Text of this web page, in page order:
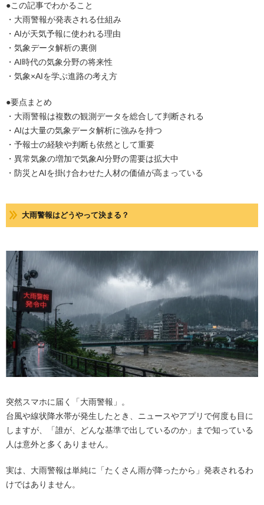
●この記事でわかること
・大雨警報が発表される仕組み
・AIが天気予報に使われる理由
・気象データ解析の裏側
・AI時代の気象分野の将来性
・気象×AIを学ぶ進路の考え方
●要点まとめ
・大雨警報は複数の観測データを総合して判断される
・AIは大量の気象データ解析に強みを持つ
・予報士の経験や判断も依然として重要
・異常気象の増加で気象AI分野の需要は拡大中
・防災とAIを掛け合わせた人材の価値が高まっている
大雨警報はどうやって決まる？
突然スマホに届く「大雨警報」。
台風や線状降水帯が発生したとき、ニュースやアプリで何度も目に
しますが、「誰が、どんな基準で出しているのか」まで知っている
人は意外と多くありません。
実は、大雨警報は単純に「たくさん雨が降ったから」発表されるわ
けではありません。